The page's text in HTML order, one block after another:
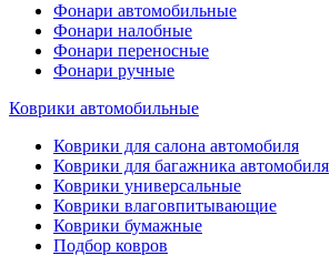
Фонари автомобильные
Фонари налобные
Фонари переносные
Фонари ручные
Коврики автомобильные
Коврики для салона автомобиля
Коврики для багажника автомобиля
Коврики универсальные
Коврики влаговпитывающие
Коврики бумажные
Подбор ковров